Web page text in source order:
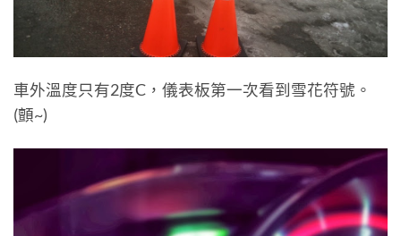
車外溫度只有2度C，儀表板第一次看到雪花符號。
(顫~)